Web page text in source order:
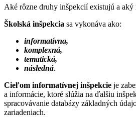
Aké rôzne druhy inšpekcií existujú a
Školská inšpekcia sa vykonáva ako:
informatívna,
komplexná,
tematická,
následná.
Cieľom informatívnej inšpekcie je
a informácie, ktoré slúžia na ďalšiu
spracovávanie databázy základných
zariadeniach.